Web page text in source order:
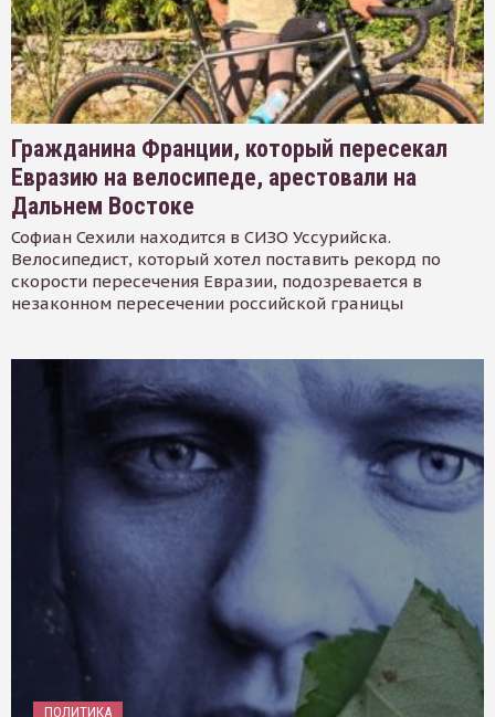
Гражданина Франции, который пересекал
Евразию на велосипеде, арестовали на
Дальнем Востоке
Софиан Сехили находится в СИЗО Уссурийска.
Велосипедист, который хотел поставить рекорд по
скорости пересечения Евразии, подозревается в
незаконном пересечении российской границы
ПОЛИТИКА